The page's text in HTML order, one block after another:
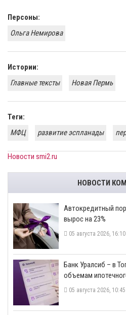
Персоны:
Ольга Немирова
Истории:
Главные тексты
Новая Пермь
Теги:
МФЦ
развитие эспланады
Новости smi2.ru
НОВОСТИ
​Автокредитный
вырос на 23%
05 августа 2026, 16:10
​Банк Уралсиб – в
объемам
05 августа 2026, 10:45